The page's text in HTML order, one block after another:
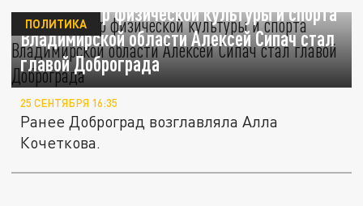
Экс-министр физической культуры и спорта
Владимирской области Алексей Сипач стал
главой Доброграда
ПОЛИТИКА
25 СЕНТЯБРЯ 16:35
Ранее Доброград возглавляла Алла
Кочеткова.